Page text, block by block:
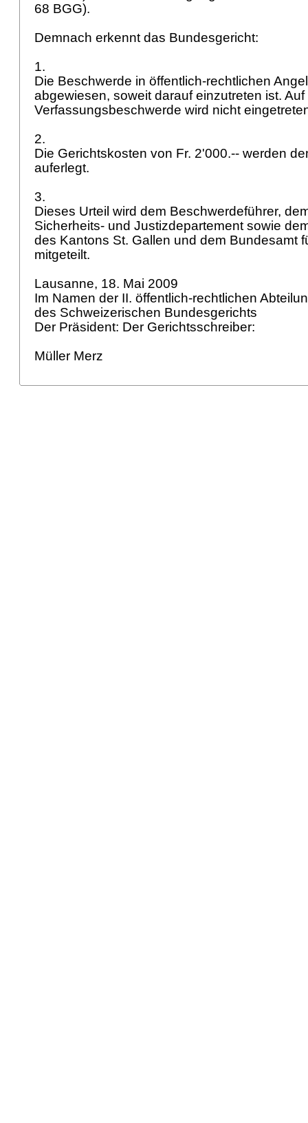
68 BGG).
Demnach erkennt das Bundesgericht:
1.
Die Beschwerde in öffentlich-rechtlichen
abgewiesen, soweit darauf einzutreten ist.
Verfassungsbeschwerde wird nicht
2.
Die Gerichtskosten von Fr. 2'000.-- werden
auferlegt.
3.
Dieses Urteil wird dem Beschwerdeführer,
Sicherheits- und Justizdepartement sowie
des Kantons St. Gallen und dem Bundesamt
mitgeteilt.
Lausanne, 18. Mai 2009
Im Namen der II. öffentlich-rechtlichen
des Schweizerischen Bundesgerichts
Der Präsident: Der Gerichtsschreiber:
Müller Merz